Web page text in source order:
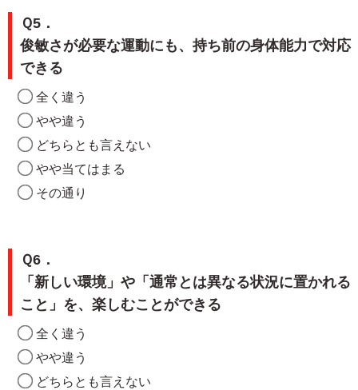
Ｑ5．
俊敏さが必要な運動にも、持ち前の身体能力で対応
できる
全く違う
やや違う
どちらとも言えない
やや当てはまる
その通り
Ｑ6．
「新しい環境」や「通常とは異なる状況に置かれる
こと」を、楽しむことができる
全く違う
やや違う
どちらとも言えない